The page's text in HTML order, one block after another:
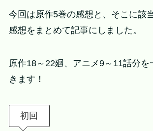
今回は原作5巻の感想と、そこに該
感想をまとめて記事にしました。
原作18～22廻、アニメ9～11話分を
きます！
初回